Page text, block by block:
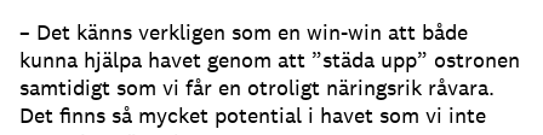
– Det känns verkligen som en win-win att både
kunna hjälpa havet genom att ”städa upp” ostronen
samtidigt som vi får en otroligt näringsrik råvara.
Det finns så mycket potential i havet som vi inte